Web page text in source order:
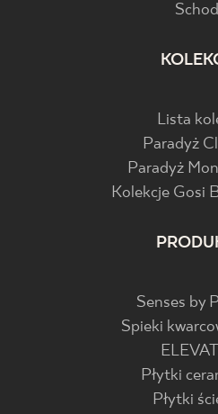
Lista
Paradyż
Paradyż
Kolekcje Gosi
Senses by
Spieki
Płytki
Płytki